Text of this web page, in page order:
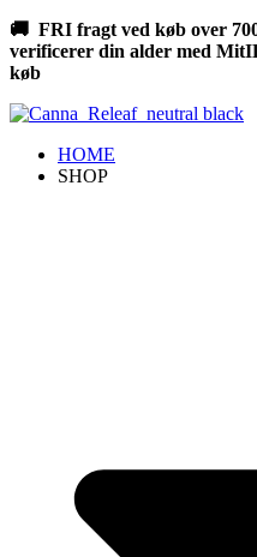
Videre
til
indhold
🚚 FRI fragt ved køb over
verificerer din alder med
køb
HOME
SHOP